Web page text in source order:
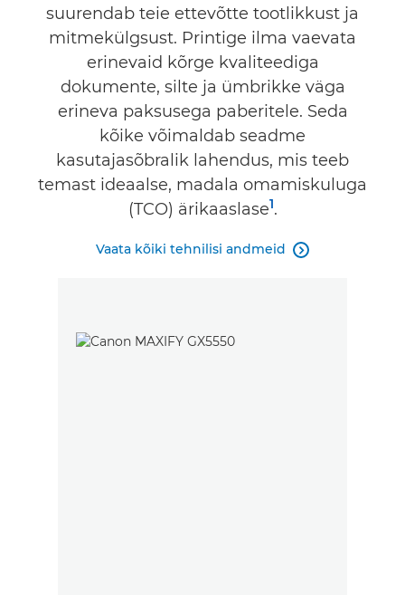
suurendab teie ettevõtte tootlikkust ja
mitmekülgsust. Printige ilma vaevata
erinevaid kõrge kvaliteediga
dokumente, silte ja ümbrikke väga
erineva paksusega paberitele. Seda
kõike võimaldab seadme
kasutajasõbralik lahendus, mis teeb
temast ideaalse, madala omamiskuluga
(TCO) ärikaaslase1.
Vaata kõiki tehnilisi andmeid 